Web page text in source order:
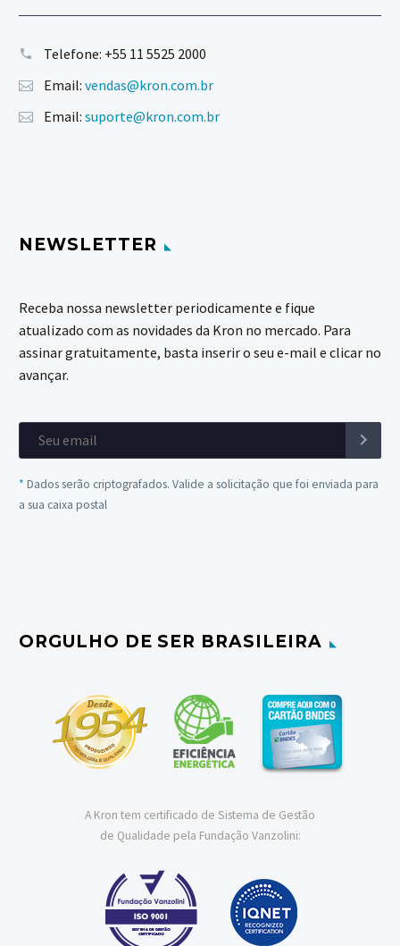
Telefone: +55 11 5525 2000
Email: vendas@kron.com.br
Email: suporte@kron.com.br
NEWSLETTER
Receba nossa newsletter periodicamente e fique
atualizado com as novidades da Kron no mercado. Para
assinar gratuitamente, basta inserir o seu e-mail e clicar no
avançar.
* Dados serão criptografados. Valide a solicitação que foi enviada para
a sua caixa postal
ORGULHO DE SER BRASILEIRA
A Kron tem certificado de Sistema de Gestão
de Qualidade pela Fundação Vanzolini: